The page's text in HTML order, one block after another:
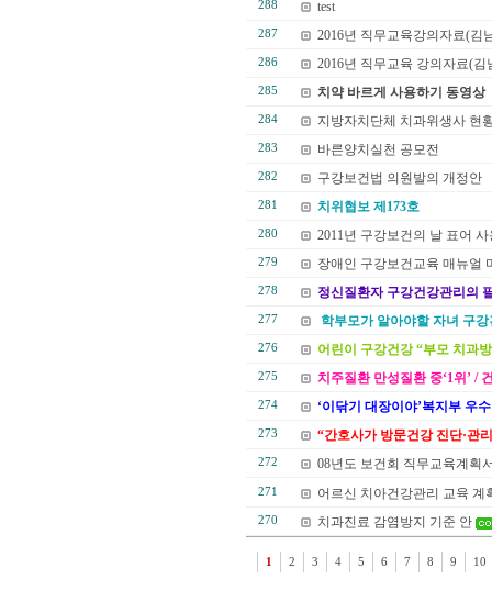
288 test
287 2016년 직무교육강의자료(김
286 2016년 직무교육 강의자료(김
285 치약 바르게 사용하기 동영상
284 지방자치단체 치과위생사 현
283 바른양치실천 공모전
282 구강보건법 의원발의 개정안
281 치위협보 제173호
280 2011년 구강보건의 날 표어 사
279 장애인 구강보건교육 매뉴얼
278 정신질환자 구강건강관리의
277 학부모가 알아야할 자녀 구
276 어린이 구강건강 “부모 치과
275 치주질환 만성질환 중‘1위’ /
274 ‘이닦기 대장이야’복지부 우
273 “간호사가 방문건강 진단·관
272 08년도 보건회 직무교육계획
271 어르신 치아건강관리 교육 계
270 치과진료 감염방지 기준 안
1 2 3 4 5 6 7 8 9 10